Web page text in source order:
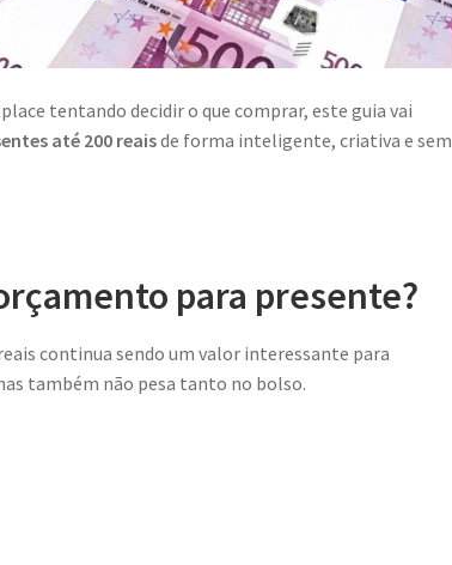
tentando decidir o que comprar, este guia vai
até 200 reaisde forma inteligente, criativa e sem
para presente?
continua sendo um valor interessante para
também não pesa tanto no bolso.